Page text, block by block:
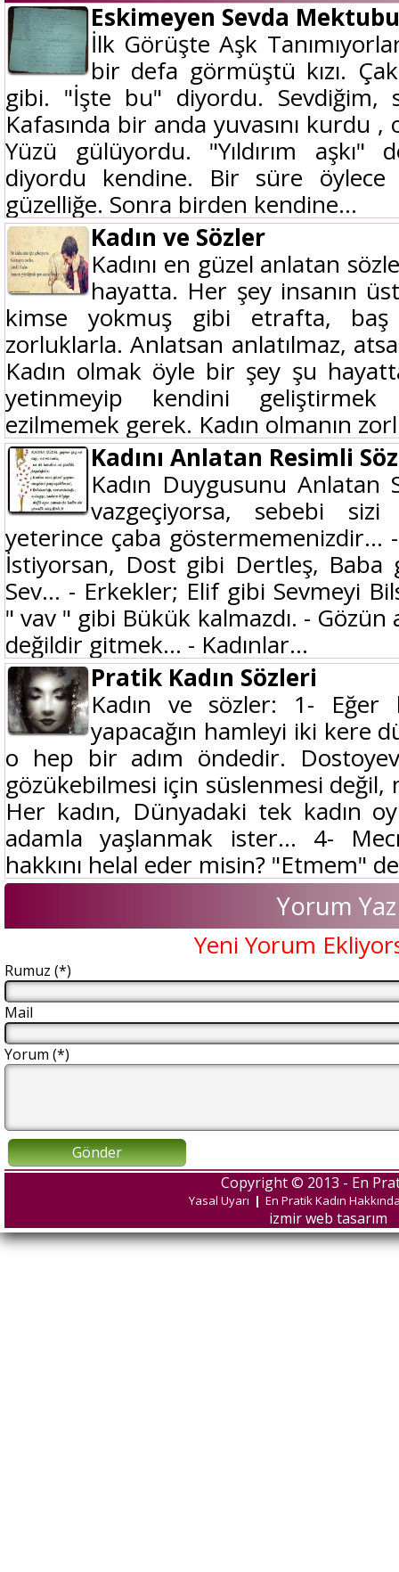
Eskimeyen Sevda Mektubu
İlk Görüşte Aşk
bir defa görmüştü kızı.
gibi. "İşte bu" diyordu. Sevdiğim,
Kafasında bir anda yuvasını kurdu
Yüzü gülüyordu. "Yıldırım
diyordu kendine. Bir süre öylece
güzelliğe. Sonra birden kendine...
Kadın ve Sözler
Kadını en güzel anlatan
hayatta. Her şey insanın
kimse yokmuş gibi etrafta,
zorluklarla. Anlatsan anlatılmaz,
Kadın olmak öyle bir şey şu
yetinmeyip kendini
ezilmemek gerek. Kadın olmanın
Kadını Anlatan Resimli
Kadın Duygusunu Anlatan
vazgeçiyorsa, sebebi
yeterince çaba göstermemenizdir...
İstiyorsan, Dost gibi Dertleş,
Sev... - Erkekler; Elif gibi Sevmeyi
" vav " gibi Bükük kalmazdı. -
değildir gitmek... - Kadınlar...
Pratik Kadın Sözleri
Kadın ve sözler: 1- Eğer
yapacağın hamleyi iki kere
o hep bir adım öndedir.
gözükebilmesi için süslenmesi değil,
Her kadın, Dünyadaki tek kadın
adamla yaşlanmak ister... 4-
hakkını helal eder misin? "Etmem"
Yorum Yaz
Yeni Yorum
Rumuz (*)
Mail
Yorum (*)
Gönder
Copyright © 2013 - En
Yasal Uyarı | En Pratik Kadın
izmir web tasarım